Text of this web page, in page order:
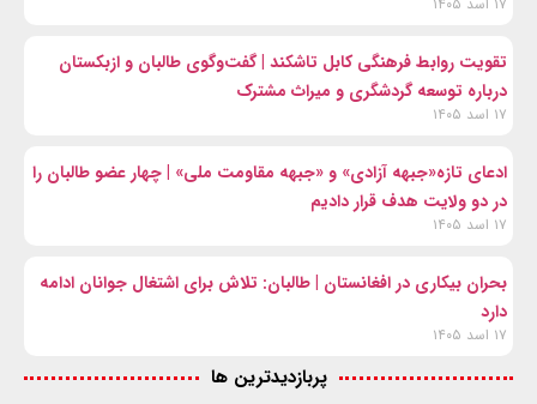
تقویت روابط فرهنگی کابل تاشکند | گفت‌وگوی طالبان و ازبکستان
درباره توسعه گردشگری و میراث مشترک
۱۷ اسد ۱۴۰۵
ادعای تازه«جبهه آزادی» و «جبهه مقاومت ملی» | چهار عضو طالبان را
در دو ولایت هدف قرار دادیم
۱۷ اسد ۱۴۰۵
بحران بیکاری در افغانستان | طالبان: تلاش برای اشتغال جوانان ادامه
دارد
۱۷ اسد ۱۴۰۵
پربازدیدترین ها